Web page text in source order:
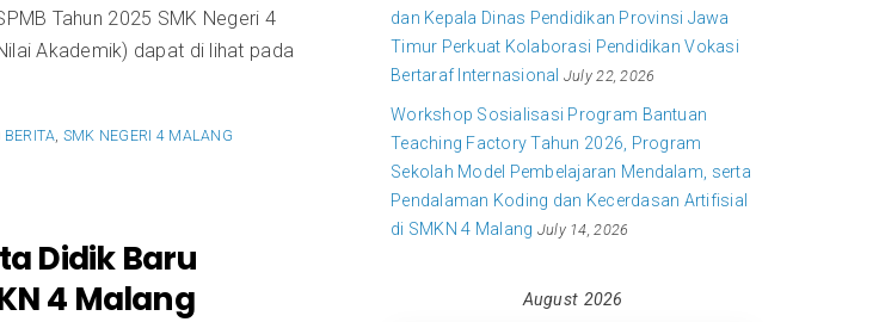
Tahun 2025 SMK Negeri 4
Akademik) dapat di lihat pada
BERITA, SMK NEGERI 4 MALANG
Didik Baru
4 Malang
dan Kepala Dinas Pendidikan Provinsi Jawa
Timur Perkuat Kolaborasi Pendidikan Vokasi
Bertaraf Internasional July 22, 2026
Workshop Sosialisasi Program Bantuan
Teaching Factory Tahun 2026, Program
Sekolah Model Pembelajaran Mendalam, serta
Pendalaman Koding dan Kecerdasan Artifisial
di SMKN 4 Malang July 14, 2026
August 2026